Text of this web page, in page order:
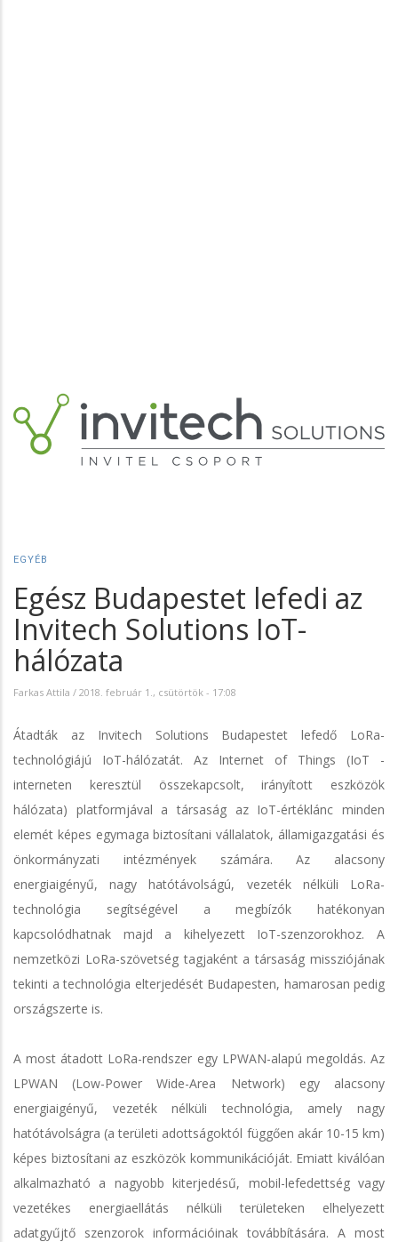
EGYÉB
Egész Budapestet lefedi az
Invitech Solutions IoT-
hálózata
Farkas Attila / 2018. február 1., csütörtök - 17:08
Átadták az Invitech Solutions Budapestet lefedő LoRa-
technológiájú IoT-hálózatát. Az Internet of Things (IoT -
interneten keresztül összekapcsolt, irányított eszközök
hálózata) platformjával a társaság az IoT-értéklánc minden
elemét képes egymaga biztosítani vállalatok, államigazgatási és
önkormányzati intézmények számára. Az alacsony
energiaigényű, nagy hatótávolságú, vezeték nélküli LoRa-
technológia segítségével a megbízók hatékonyan
kapcsolódhatnak majd a kihelyezett IoT-szenzorokhoz. A
nemzetközi LoRa-szövetség tagjaként a társaság missziójának
tekinti a technológia elterjedését Budapesten, hamarosan pedig
országszerte is.
A most átadott LoRa-rendszer egy LPWAN-alapú megoldás. Az
LPWAN (Low-Power Wide-Area Network) egy alacsony
energiaigényű, vezeték nélküli technológia, amely nagy
hatótávolságra (a területi adottságoktól függően akár 10-15 km)
képes biztosítani az eszközök kommunikációját. Emiatt kiválóan
alkalmazható a nagyobb kiterjedésű, mobil-lefedettség vagy
vezetékes energiaellátás nélküli területeken elhelyezett
adatgyűjtő szenzorok információinak továbbítására. A most